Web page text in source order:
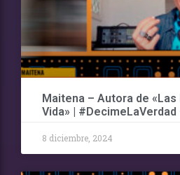
Maitena – Autora de
Vida» | #DecimeLaVerdad
8 diciembre, 2024